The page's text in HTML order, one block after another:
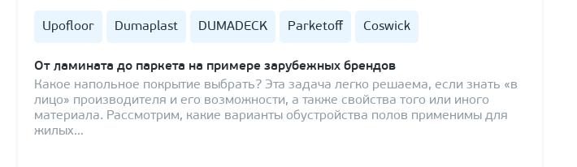
Upofloor Dumaplast DUMADECK Parketoff Coswick
От ламината до паркета на примере зарубежных брендов
Какое напольное покрытие выбрать? Эта задача легко решаема, если знать «в
лицо» производителя и его возможности, а также свойства того или иного
материала. Рассмотрим, какие варианты обустройства полов применимы для
жилых…